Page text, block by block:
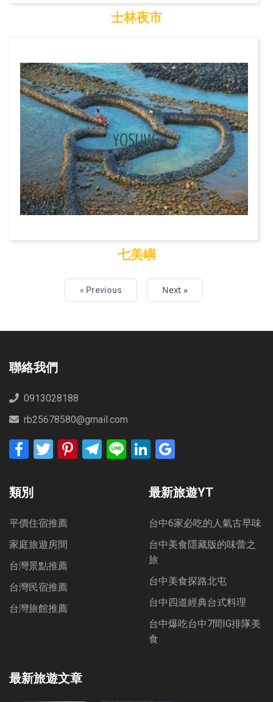
士林夜市
七美嶼
七美嶼
« Previous Next »
聯絡我們
0913028188
rb25678580@gmail.com
FacebookTwitter PinterestTelegram
Line LinkedIn
類別
平價住宿推薦
家庭旅遊房間
台灣景點推薦
台灣民宿推薦
台灣旅館推薦
最新旅遊文章
最新旅遊YT
台中6家必吃的人氣古早味
台中美食隱藏版的味蕾之
旅
台中美食探路北屯
台中四道經典台式料理
台中爆吃台中7間IG排隊美
食